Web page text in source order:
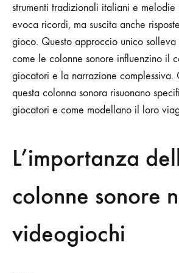
strumenti tradizionali italiani e melodie
evoca ricordi, ma suscita anche
gioco. Questo approccio unico solleva
come le colonne sonore influenzino il
giocatori e la narrazione complessiva.
questa colonna sonora risuonano
giocatori e come modellano il loro
L’importanza
colonne sonore
videogiochi